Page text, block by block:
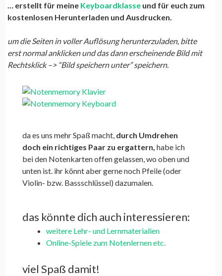
… erstellt für meine Keyboardklasse und für euch zum
kostenlosen Herunterladen und Ausdrucken.
um die Seiten in voller Auflösung herunterzuladen, bitte
erst normal anklicken und das dann erscheinende Bild mit
Rechtsklick –> “Bild speichern unter” speichern.
da es uns mehr Spaß macht, durch Umdrehen
doch ein richtiges Paar zu ergattern, habe ich
bei den Notenkarten offen gelassen, wo oben und
unten ist. ihr könnt aber gerne noch Pfeile (oder
Violin- bzw. Bassschlüssel) dazumalen.
das könnte dich auch interessieren:
weitere Lehr- und Lernmaterialien
Online-Spiele zum Notenlernen etc.
viel Spaß damit!